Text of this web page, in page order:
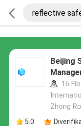
Beijing
16
Zhong
5.0